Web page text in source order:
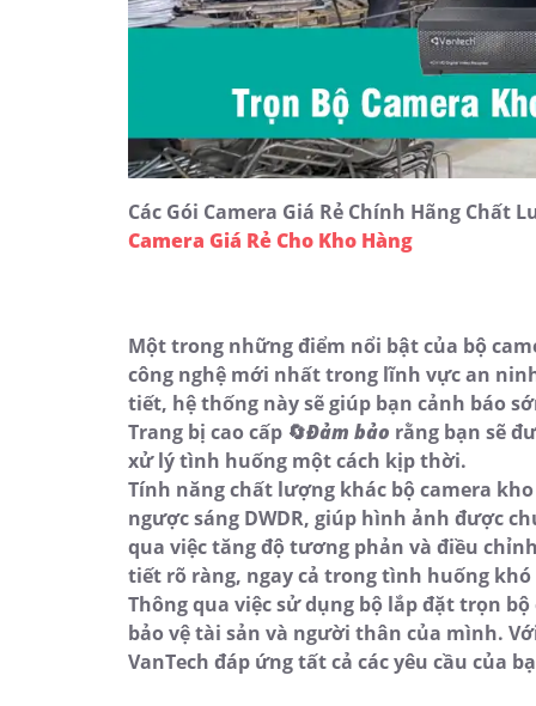
Các Gói Camera Giá Rẻ Chính Hãng Chất
Camera Giá Rẻ Cho Kho Hàng
Một trong những điểm nổi bật của bộ
công nghệ mới nhất trong lĩnh vực an
tiết, hệ thống này sẽ giúp bạn cảnh báo
Trang bị cao cấp 🔄Đảm bảo rằng bạn sẽ
xử lý tình huống một cách kịp thời.
Tính năng chất lượng khác bộ camera
ngược sáng DWDR, giúp hình ảnh được
qua việc tăng độ tương phản và điều
tiết rõ ràng, ngay cả trong tình huống
Thông qua việc sử dụng bộ lắp đặt trọn
bảo vệ tài sản và người thân của mình.
VanTech đáp ứng tất cả các yêu cầu của